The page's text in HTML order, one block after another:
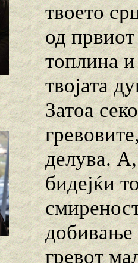
твоето
од
топлина
твојата
Затоа
делува.
бидејќи
добивање
гревот